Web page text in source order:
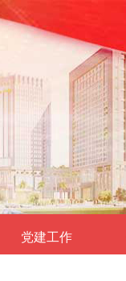
党建工作